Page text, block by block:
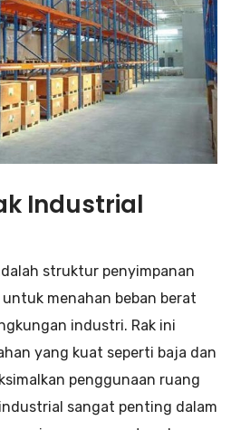
Industrial
struktur penyimpanan
menahan beban berat
industri. Rak ini
yang kuat seperti baja dan
penggunaan ruang
sangat penting dalam